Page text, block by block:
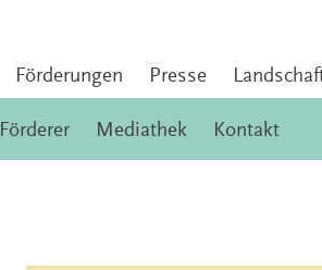
Förderungen Presse
Förderer Mediathek Kontakt